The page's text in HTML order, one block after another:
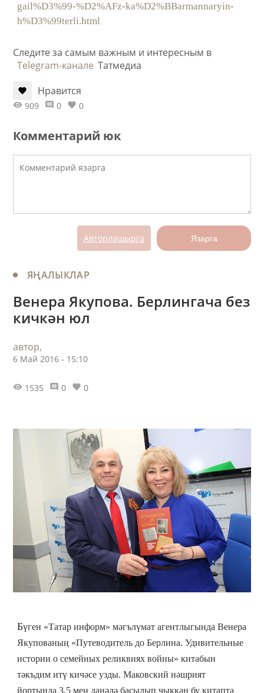
gail%D3%99-%D2%AFz-ka%D2%BBarmannaryin-
h%D3%99terli.html
Следите за самым важным и интересным в
Telegram-канале Татмедиа
Нравится
909 0 0
Комментарий юк
Авторлашырга Язарга
ЯҢАЛЫКЛАР
Венера Якупова. Берлингача без
кичкән юл
автор,
6 Май 2016 - 15:10
1535 0 0
Бүген «Татар информ» мәгълүмат агентлыгында Венера
Якупованың «Путеводитель до Берлина. Удивительные
истории о семейных реликвиях войны» китабын
тәкъдим итү кичәсе узды. Маковский нәшрият
йортында 3,5 мең данәдә басылып чыккан бу китапта